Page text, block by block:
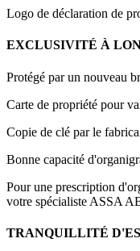
Logo de déclaration de
EXCLUSIVITÉ À
Protégé par un nouveau
Carte de propriété pour
Copie de clé par le
Bonne capacité
Pour une prescription
votre spécialiste ASSA
TRANQUILLITÉ